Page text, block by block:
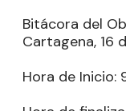
Bitácora del
Cartagena, 16
Hora de Inicio: